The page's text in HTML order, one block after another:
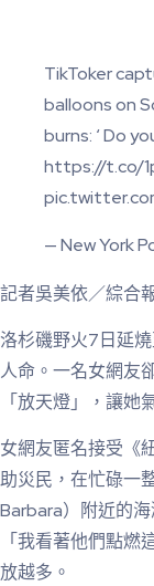
TikToker
balloons on
burns: ‘ Do
https://t.co/
— New York
記者吳美依／綜合
洛杉磯野火7日延
人命。一名女網友
「放天燈」，讓她
女網友匿名接受《
助災民，在忙碌一
Barbara）附近的
「我看著他們點
放越多。